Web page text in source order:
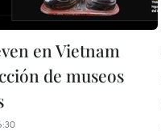
en Vietnam
de museos